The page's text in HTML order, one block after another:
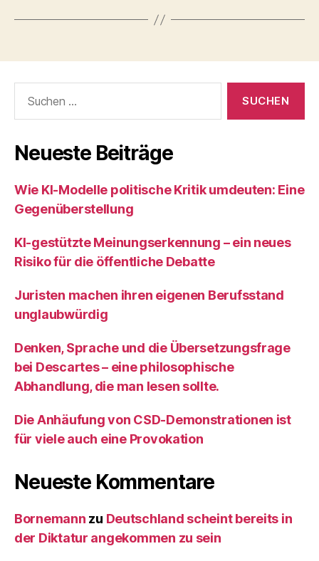
nach:
Neueste Beiträge
Wie KI‑Modelle politische Kritik umdeuten: Eine
Gegenüberstellung
KI‑gestützte Meinungserkennung – ein neues
Risiko für die öffentliche Debatte
Juristen machen ihren eigenen Berufsstand
unglaubwürdig
Denken, Sprache und die Übersetzungsfrage
bei Descartes – eine philosophische
Abhandlung, die man lesen sollte.
Die Anhäufung von CSD-Demonstrationen ist
für viele auch eine Provokation
Neueste Kommentare
Bornemann zu Deutschland scheint bereits in
der Diktatur angekommen zu sein